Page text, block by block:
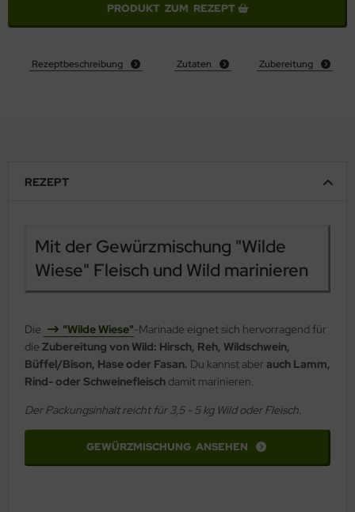
PRODUKT ZUM REZEPT
Rezeptbeschreibung Zutaten Zubereitung
REZEPT
Mit der Gewürzmischung "Wilde
Wiese" Fleisch und Wild marinieren
Die "Wilde Wiese"-Marinade eignet sich hervorragend für
die Zubereitung von Wild: Hirsch, Reh, Wildschwein,
Büffel/Bison, Hase oder Fasan. Du kannst aber auch Lamm,
Rind- oder Schweinefleisch damit marinieren.
Der Packungsinhalt reicht für 3,5 - 5 kg Wild oder Fleisch.
GEWÜRZMISCHUNG ANSEHEN